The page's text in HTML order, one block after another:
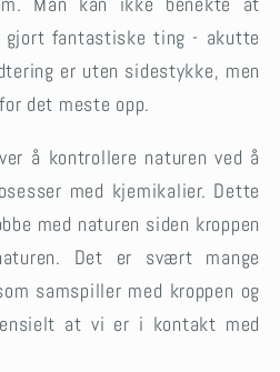
gjort fantastiske ting - akutte
er uten sidestykke, men
det meste opp.
å kontrollere naturen ved å
med kjemikalier. Dette
med naturen siden kroppen
Det er svært mange
samspiller med kroppen og
at vi er i kontakt med